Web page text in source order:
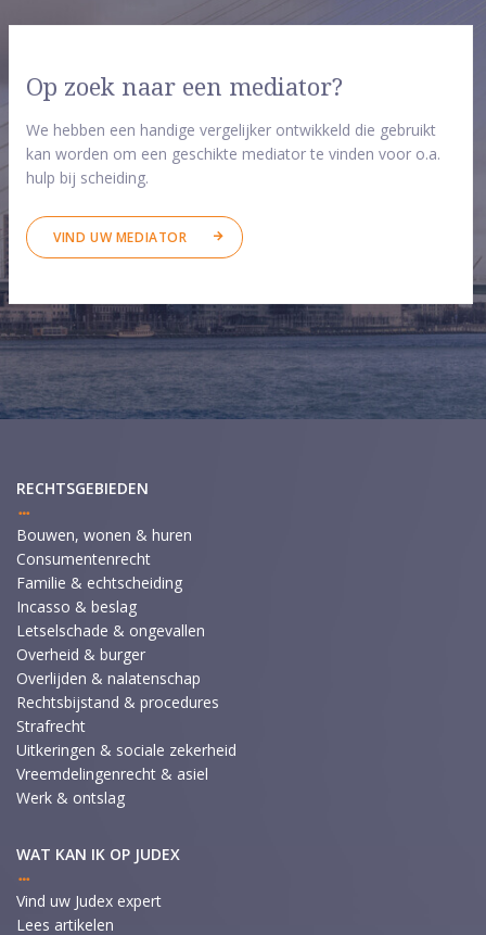
Op zoek naar een mediator?
We hebben een handige vergelijker ontwikkeld die gebruikt
kan worden om een geschikte mediator te vinden voor o.a.
hulp bij scheiding.
VIND UW MEDIATOR
RECHTSGEBIEDEN
Bouwen, wonen & huren
Consumentenrecht
Familie & echtscheiding
Incasso & beslag
Letselschade & ongevallen
Overheid & burger
Overlijden & nalatenschap
Rechtsbijstand & procedures
Strafrecht
Uitkeringen & sociale zekerheid
Vreemdelingenrecht & asiel
Werk & ontslag
WAT KAN IK OP JUDEX
Vind uw Judex expert
Lees artikelen